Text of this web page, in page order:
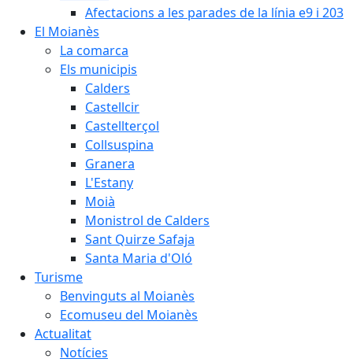
Afectacions a les parades de la línia e9 i 203
El Moianès
La comarca
Els municipis
Calders
Castellcir
Castellterçol
Collsuspina
Granera
L'Estany
Moià
Monistrol de Calders
Sant Quirze Safaja
Santa Maria d'Oló
Turisme
Benvinguts al Moianès
Ecomuseu del Moianès
Actualitat
Notícies